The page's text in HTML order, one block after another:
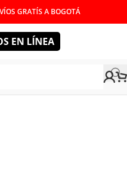
GRATÍS A BOGOTÁ
EN LÍNEA
CORTE Y DESBASTE